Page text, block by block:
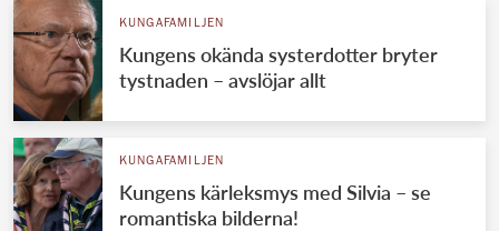
KUNGAFAMILJEN
Kungens okända systerdotter bryter
tystnaden – avslöjar allt
KUNGAFAMILJEN
Kungens kärleksmys med Silvia – se
romantiska bilderna!